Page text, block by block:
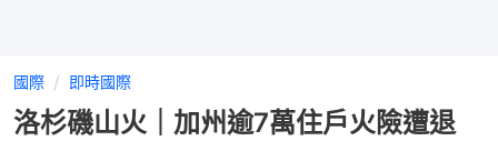
國際 即時國際
洛杉磯山火｜加州逾7萬住戶火險遭退